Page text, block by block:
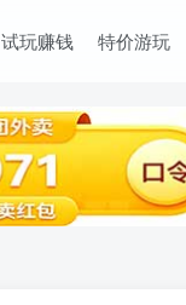
试玩赚钱 特价游玩